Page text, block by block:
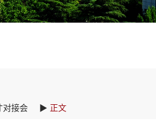
对接会 ▶ 正文